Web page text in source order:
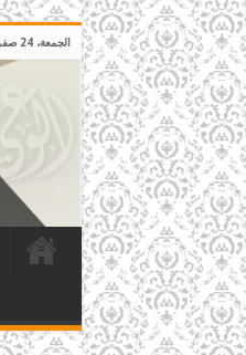
الجمعة، 24 صفر 1448هـ | 2026/08/07م